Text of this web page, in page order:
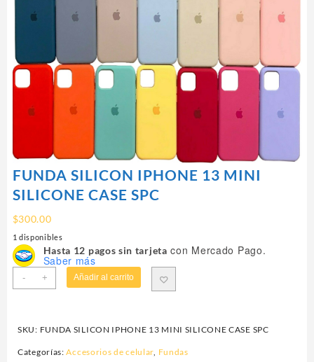
FUNDA SILICON IPHONE 13 MINI
SILICONE CASE SPC
$300.00
1 disponibles
Hasta 12 pagos sin tarjeta con Mercado Pago.
Saber más
-
FUNDA
SILICON
MINI
SILICONE
+ Añadir al carrito
SKU: FUNDA SILICON IPHONE 13 MINI SILICONE CASE SPC
Categorías:Accesorios de celular, Fundas